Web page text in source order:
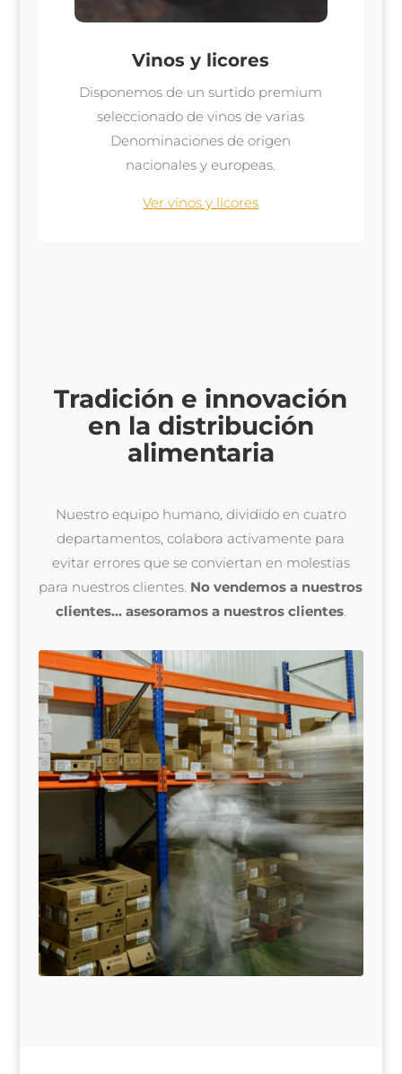
Vinos y licores
Disponemos de un surtido premium
seleccionado de vinos de varias
Denominaciones de origen
nacionales y europeas.
Ver vinos y licores
Tradición e innovación
en la distribución
alimentaria
Nuestro equipo humano, dividido en cuatro
departamentos, colabora activamente para
evitar errores que se conviertan en molestias
para nuestros clientes. No vendemos a nuestros
clientes… asesoramos a nuestros clientes.